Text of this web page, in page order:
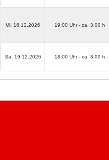
Mi. 16.12.2026 19:00 Uhr - ca. 3.00 h
Sa. 19.12.2026 18:00 Uhr - ca. 3.00 h